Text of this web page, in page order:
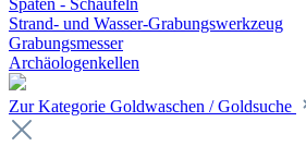
Spaten - Schaufeln
Strand- und Wasser-Grabungswerkzeug
Grabungsmesser
Archäologenkellen
Zur Kategorie Goldwaschen / Goldsuche